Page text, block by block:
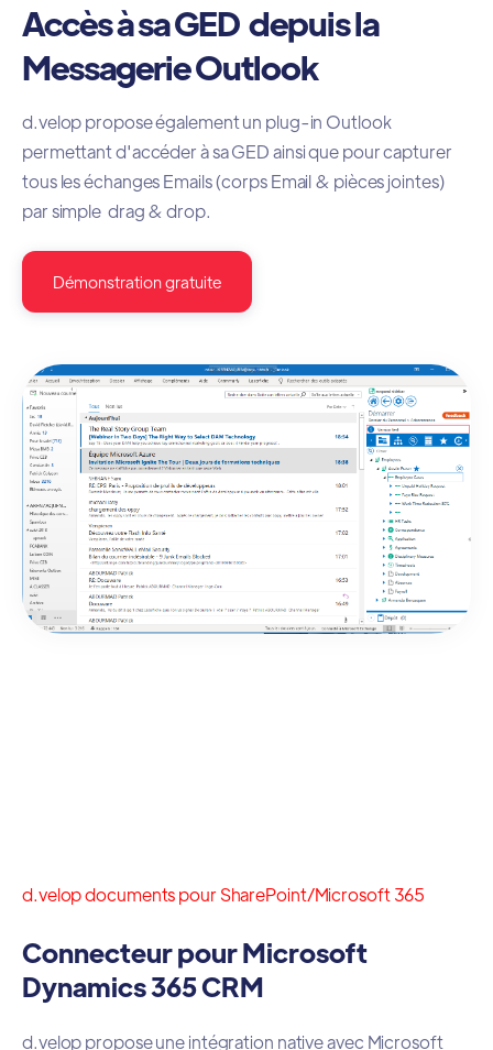
Accès à sa GED depuis la
Messagerie Outlook
d.velop propose également un plug-in Outlook
permettant d'accéder à sa GED ainsi que pour capturer
tous les échanges Emails (corps Email & pièces jointes)
par simple drag & drop.
Démonstration gratuite
d.velop documents pour SharePoint/Microsoft 365
Connecteur pour Microsoft
Dynamics 365 CRM
d.velop propose une intégration native avec Microsoft